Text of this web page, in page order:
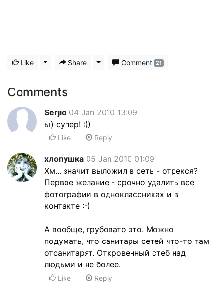
Like Toggle Dropdown
Share Toggle Dropdown
Comment 21
Comments
Serjio 04 Jan 2010 13:09
ы) супер! :))
Like Reply
хлопушка 05 Jan 2010 01:09
Хм... значит выложил в сеть - отрекся?
Первое желание - срочно удалить все
фотографии в одноклассниках и в
контакте :-)
А вообще, грубовато это. Можно
подумать, что санитары сетей что-то там
отсанитарят. Откровенный стеб над
людьми и не более.
Like Reply